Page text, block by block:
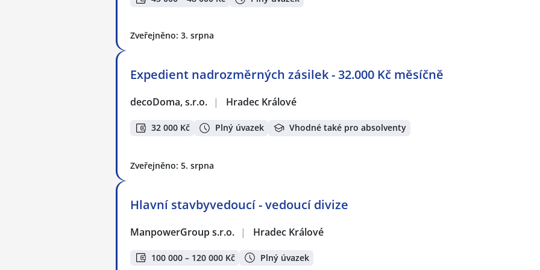
Zveřejněno: 3. srpna
Expedient nadrozměrných zásilek - 32.000 Kč měsíčně
decoDoma, s.r.o. | Hradec Králové
32 000 Kč Plný úvazek Vhodné také pro absolventy
Zveřejněno: 5. srpna
Hlavní stavbyvedoucí - vedoucí divize
ManpowerGroup s.r.o. | Hradec Králové
100 000 – 120 000 Kč Plný úvazek